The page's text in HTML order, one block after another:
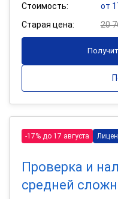
Стоимость:
от
Старая цена:
20
-17% до 17 августа
Проверка и
средней